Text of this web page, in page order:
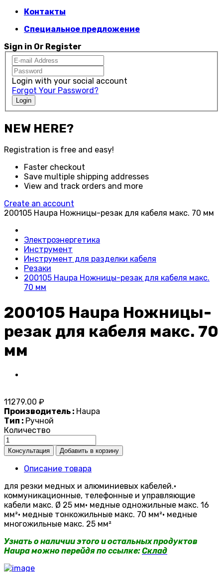
Контакты
Специальное предложение
Sign in Or Register
Login with your social account
Forgot Your Password?
Login
NEW HERE?
Registration is free and easy!
Faster checkout
Save multiple shipping addresses
View and track orders and more
Create an account
200105 Haupa Ножницы-резак для кабеля макс. 70 мм
Электроэнергетика
Инструмент
Инструмент для разделки кабеля
Резаки
200105 Haupa Ножницы-резак для кабеля макс.
70 мм
200105 Haupa Ножницы-
резак для кабеля макс. 70
мм
11279.00 ₽
Производитель : Haupa
Тип : Ручной
Количество
Описание товара
для резки медных и алюминиевых кабелей.•
коммуникационные, телефонные и управляющие
кабели макс. Ø 25 мм• медные одножильные макс. 16
мм²• медные тонкожильные макс. 70 мм²• медные
многожильные макс. 25 мм²
Узнать о наличии этого и остальных продуктов
Haupa можно перейдя по ссылке:Склад